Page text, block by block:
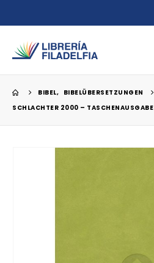
BIBEL, BIBELÜBERSETZUNGEN
SCHLACHTER 2000 – TASCHENAUSGABE